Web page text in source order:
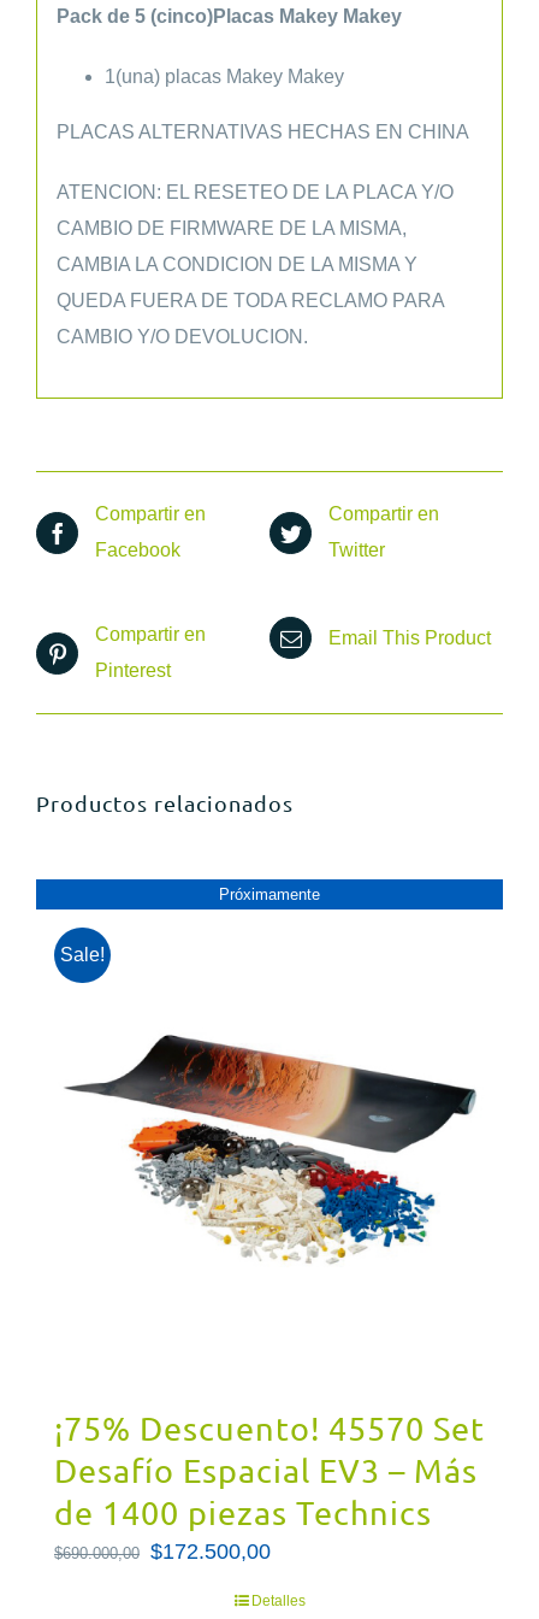
Pack de 5 (cinco)Placas Makey Makey
1(una) placas Makey Makey
PLACAS ALTERNATIVAS HECHAS EN CHINA
ATENCION: EL RESETEO DE LA PLACA Y/O
CAMBIO DE FIRMWARE DE LA MISMA,
CAMBIA LA CONDICION DE LA MISMA Y
QUEDA FUERA DE TODA RECLAMO PARA
CAMBIO Y/O DEVOLUCION.
Compartir en
Facebook
Compartir en
Twitter
Compartir en
Pinterest
Email This Product
Productos relacionados
Próximamente
Sale!
PRóXIMAMENTE
¡75% Descuento! 45570 Set
Desafío Espacial EV3 – Más
de 1400 piezas Technics
$690.000,00 El
$172.500,00El
Detalles